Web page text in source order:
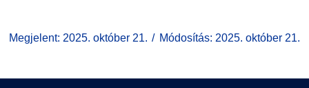
Megjelent: 2025. október 21. Módosítás: 2025. október 21.